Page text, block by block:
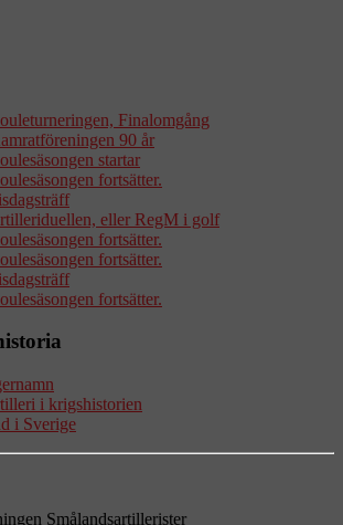
Finalomgång
90 år
startar
fortsätter.
eller RegM i golf
fortsätter.
fortsätter.
fortsätter.
i krigshistorien
i Sverige
Smålandsartillerister